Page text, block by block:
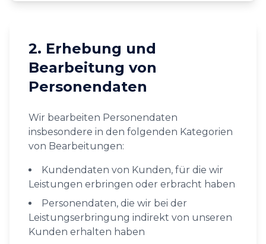
2. Erhebung und
Bearbeitung von
Personendaten
Wir bearbeiten Personendaten
insbesondere in den folgenden Kategorien
von Bearbeitungen:
Kundendaten von Kunden, für die wir
Leistungen erbringen oder erbracht haben
Personendaten, die wir bei der
Leistungserbringung indirekt von unseren
Kunden erhalten haben